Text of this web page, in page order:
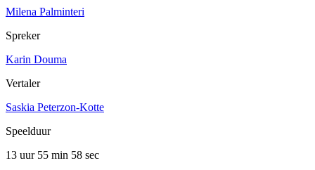
Milena Palminteri
Spreker
Karin Douma
Vertaler
Saskia Peterzon-Kotte
Speelduur
13 uur 55 min 58 sec